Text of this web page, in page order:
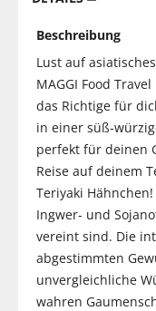
Beschreibung
Lust auf
MAGGI Food
das Richtige für
in einer süß-
perfekt für deinen
Reise auf deinem
Teriyaki
Ingwer- und
vereint sind. Die
abgestimmten
unvergleichliche
wahren